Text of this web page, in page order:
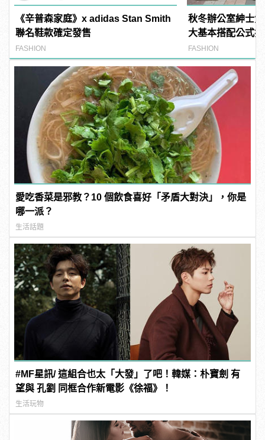
《辛普森家庭》x adidas Stan Smith
聯名鞋款確定發售
FASHION
秋冬辦公室紳士
大基本搭配公式
FASHION
愛吃香菜是邪教？10 個飲食喜好「矛盾大對決」，你是
哪一派？
生活話題
#MF星訊/ 這組合也太「大發」了吧！韓媒：朴寶劍 有
望與 孔劉 同框合作新電影《徐福》！
生活玩物